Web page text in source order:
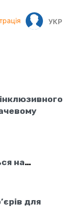
УКР
на
для